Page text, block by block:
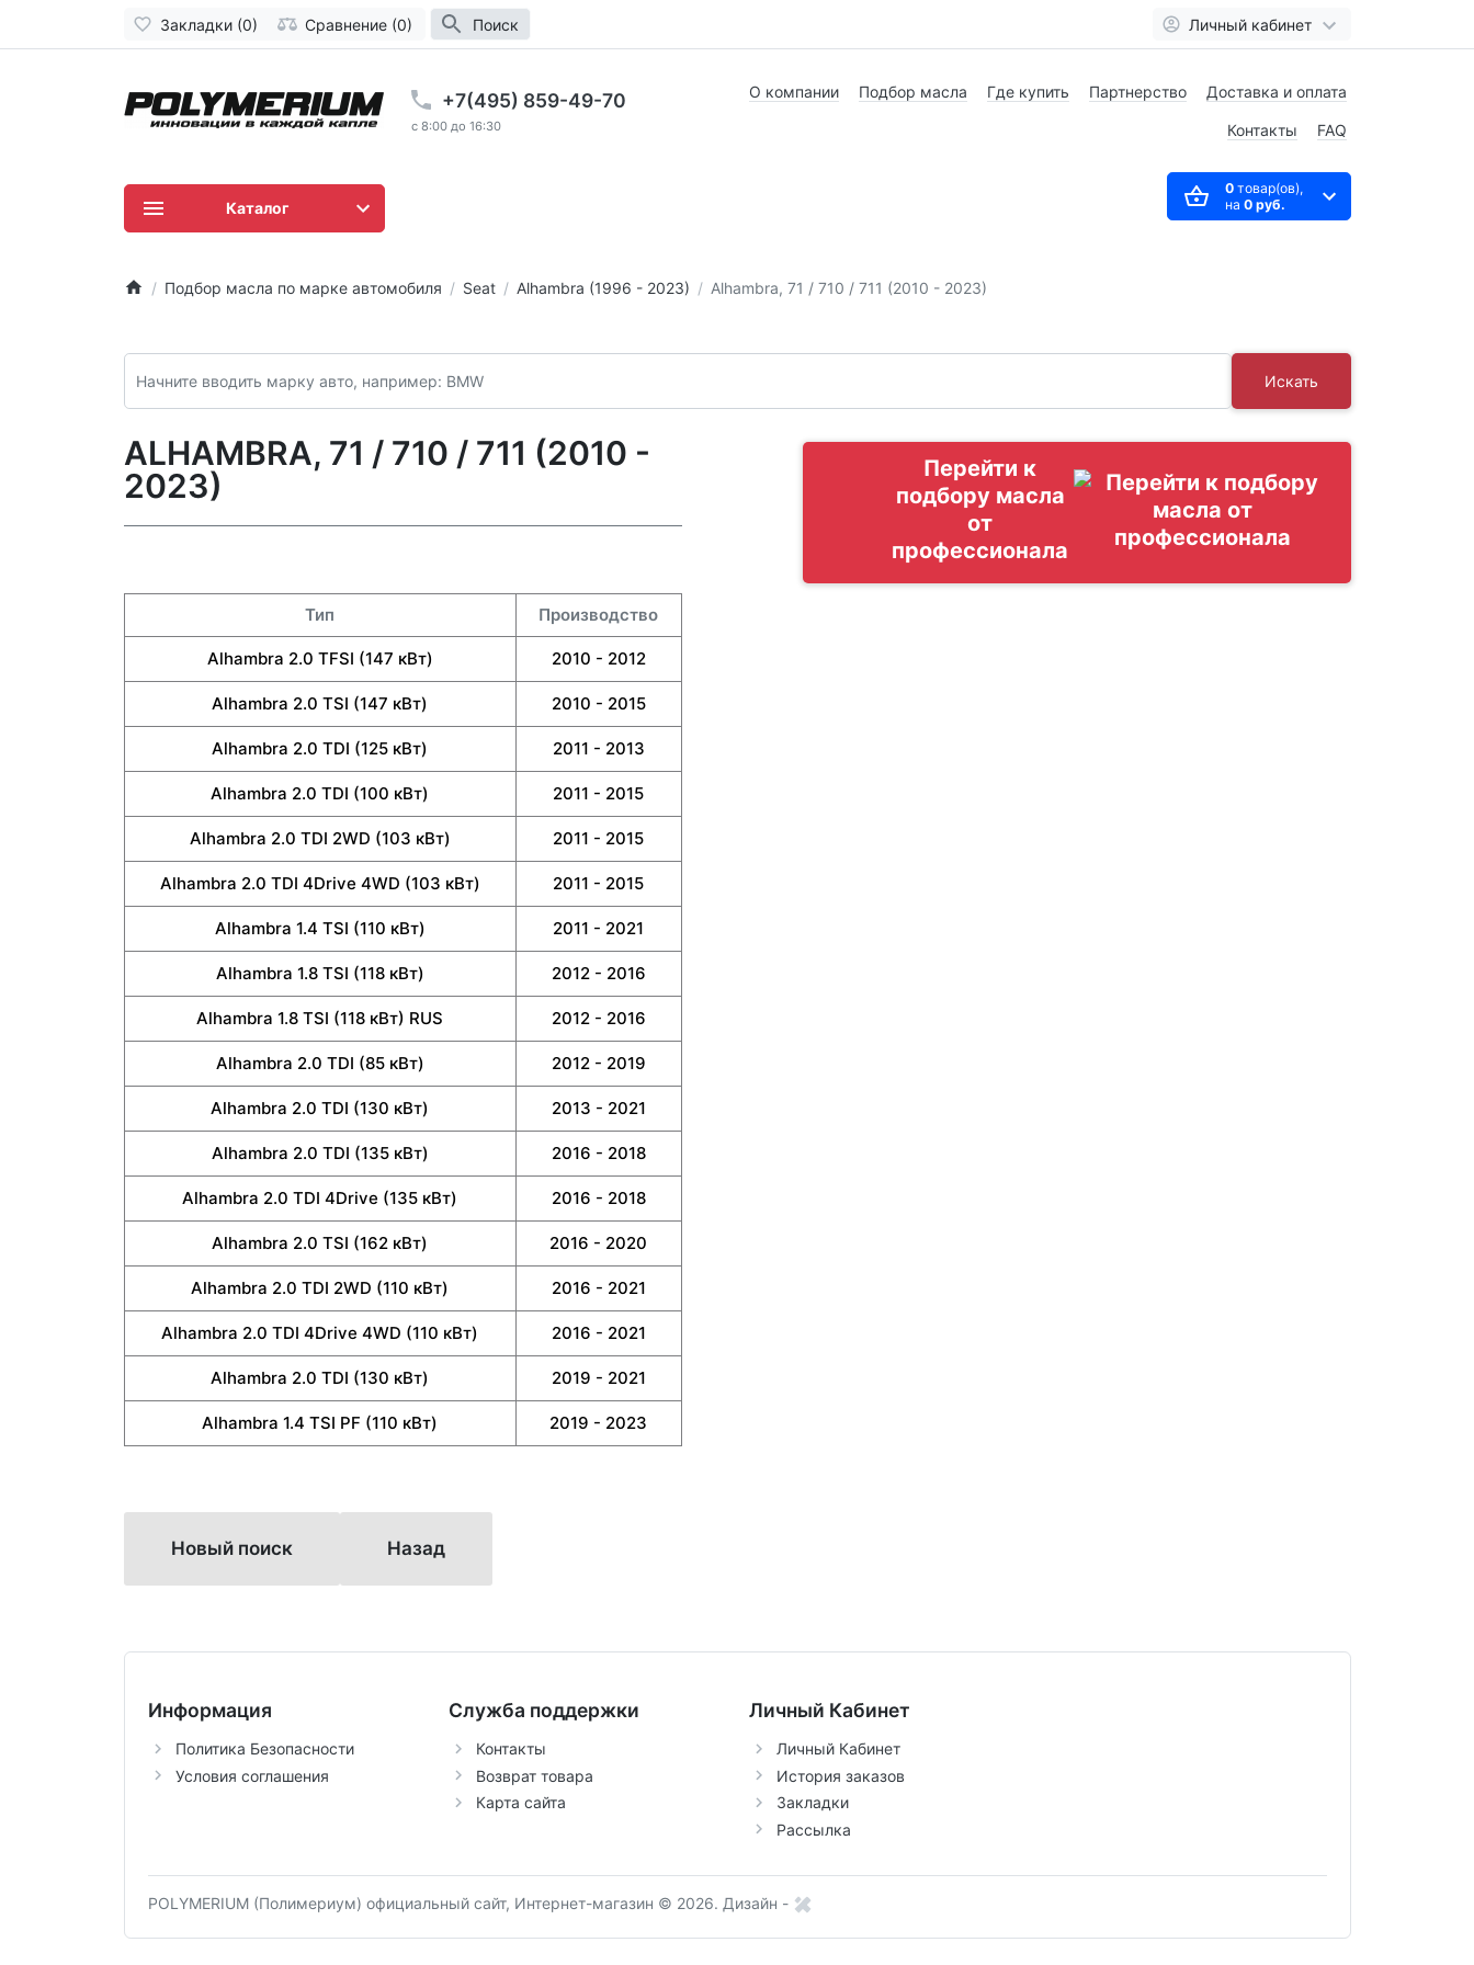
Закладки (0) Сравнение (0) Поиск Личный кабинет
+7(495) 859-49-70
c 8:00 до 16:30
О компании Подбор масла Где купить Партнерство Доставка и оплата
Контакты FAQ
0товар(ов),
на 0 руб.
Каталог
Подбор масла по марке автомобиля Seat Alhambra (1996 - 2023) Alhambra, 71 / 710 / 711 (2010 - 2023)
Искать
ALHAMBRA, 71 / 710 / 711 (2010 -
2023)
Тип Производство
Alhambra 2.0 TFSI (147 кВт) 2010 - 2012
Alhambra 2.0 TSI (147 кВт) 2010 - 2015
Alhambra 2.0 TDI (125 кВт) 2011 - 2013
Alhambra 2.0 TDI (100 кВт) 2011 - 2015
Alhambra 2.0 TDI 2WD (103 кВт) 2011 - 2015
Alhambra 2.0 TDI 4Drive 4WD (103 кВт) 2011 - 2015
Alhambra 1.4 TSI (110 кВт) 2011 - 2021
Alhambra 1.8 TSI (118 кВт) 2012 - 2016
Alhambra 1.8 TSI (118 кВт) RUS 2012 - 2016
Alhambra 2.0 TDI (85 кВт) 2012 - 2019
Alhambra 2.0 TDI (130 кВт) 2013 - 2021
Alhambra 2.0 TDI (135 кВт) 2016 - 2018
Alhambra 2.0 TDI 4Drive (135 кВт) 2016 - 2018
Alhambra 2.0 TSI (162 кВт) 2016 - 2020
Alhambra 2.0 TDI 2WD (110 кВт) 2016 - 2021
Alhambra 2.0 TDI 4Drive 4WD (110 кВт) 2016 - 2021
Alhambra 2.0 TDI (130 кВт) 2019 - 2021
Alhambra 1.4 TSI PF (110 кВт) 2019 - 2023
Перейти к
подбору масла
от
профессионала
Новый поиск Назад
Информация
Политика Безопасности
Условия соглашения
Служба поддержки
Контакты
Возврат товара
Карта сайта
Личный Кабинет
Личный Кабинет
История заказов
Закладки
Рассылка
POLYMERIUM (Полимериум) официальный сайт, Интернет-магазин © 2026. Дизайн -